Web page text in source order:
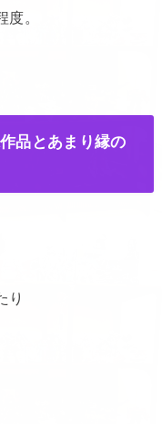
度。
品とあまり縁の
り